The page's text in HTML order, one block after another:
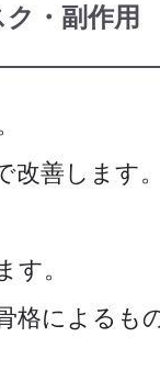
・副作用
改善します
す。
格によるも